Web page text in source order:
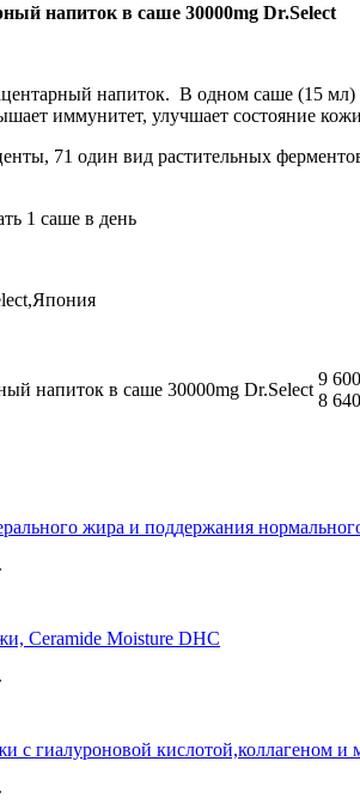
напиток в саше 30000mg Dr.Select
напиток. В одном саше (15
иммунитет, улучшает состояние
71 один вид растительных
1 саше в день
напиток в саше 30000mg Dr.Select
9
8
жира и поддержания
Ceramide Moisture DHC
с гиалуроновой кислотой,коллагеном и